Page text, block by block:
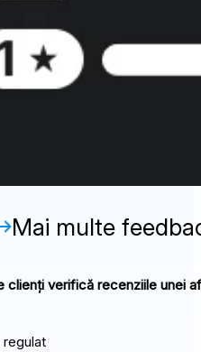
Mai multe
clienți verifică recenziile unei